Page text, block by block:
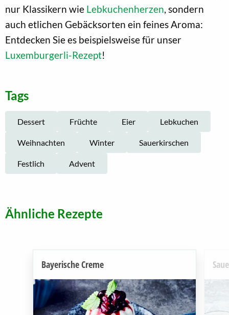
nur Klassikern wie Lebkuchenherzen, sondern
auch etlichen Gebäcksorten ein feines Aroma:
Entdecken Sie es beispielsweise für unser
Luxemburgerli-Rezept!
Tags
Dessert Früchte Eier Lebkuchen
Weihnachten Winter Sauerkirschen
Festlich Advent
Ähnliche Rezepte
Bayerische Creme